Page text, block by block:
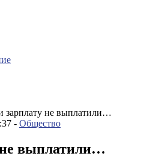
зарплату не выплатили…
- Общество
выплатили…